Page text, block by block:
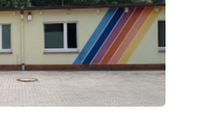
(10)
(8)